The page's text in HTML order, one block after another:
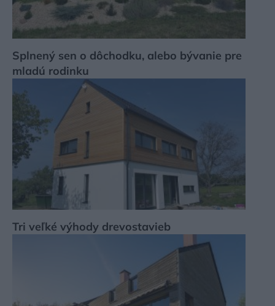
Splnený sen o dôchodku, alebo bývanie pre
mladú rodinku
Tri veľké výhody drevostavieb